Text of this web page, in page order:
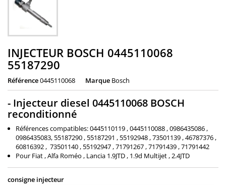
INJECTEUR BOSCH 0445110068
55187290
Référence0445110068 Marque Bosch
- Injecteur diesel 0445110068 BOSCH
reconditionné
Références compatibles: 0445110119 , 0445110088 , 0986435086 ,
0986435083, 55187290 , 55187291 , 55192948 , 73501139 , 46787376 ,
60816392 , 73501140 , 55192947 , 71791267 , 71791439 , 71791442
Pour Fiat , Alfa Roméo , Lancia 1.9JTD , 1.9d Multijet , 2.4JTD
consigne injecteur